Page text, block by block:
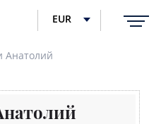
EUR
Анатолий